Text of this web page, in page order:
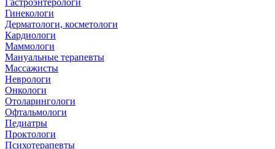
Гастроэнтерологи
Гинекологи
Дерматологи, косметологи
Кардиологи
Маммологи
Мануальные терапевты
Массажисты
Неврологи
Онкологи
Отоларингологи
Офтальмологи
Педиатры
Проктологи
Психотерапевты